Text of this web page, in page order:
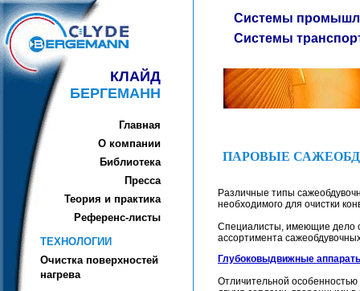
КЛАЙД
БЕРГЕМАНН
Главная
О компании
Библиотека
Пресса
Теория и практика
Референc-листы
ТЕХНОЛОГИИ
Очистка поверхностей
нагрева
Системы
Системы
ПАРОВЫЕ
Различные типы
необходимого для очистки
Специалисты, имеющие дело с
ассортимента
Глубоковыдвижные
Отличительной особенностью